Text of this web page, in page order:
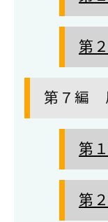
第
第７編
第
第